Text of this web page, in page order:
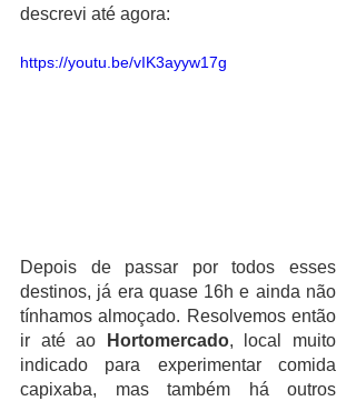
descrevi até agora:
https://youtu.be/vIK3ayyw17g
Depois de passar por todos esses
destinos, já era quase 16h e ainda não
tínhamos almoçado. Resolvemos então
ir até ao
Hortomercado, local muito
indicado para experimentar comida
capixaba, mas também há outros